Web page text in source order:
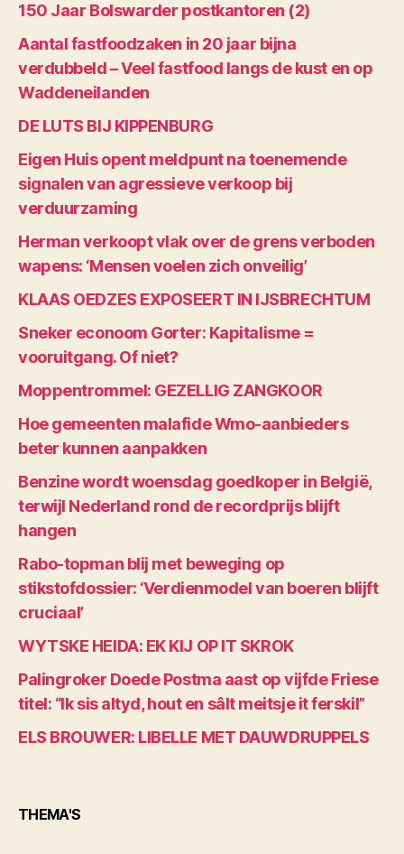
150 Jaar Bolswarder postkantoren (2)
Aantal fastfoodzaken in 20 jaar bijna
verdubbeld – Veel fastfood langs de kust en op
Waddeneilanden
DE LUTS BIJ KIPPENBURG
Eigen Huis opent meldpunt na toenemende
signalen van agressieve verkoop bij
verduurzaming
Herman verkoopt vlak over de grens verboden
wapens: ‘Mensen voelen zich onveilig’
KLAAS OEDZES EXPOSEERT IN IJSBRECHTUM
Sneker econoom Gorter: Kapitalisme =
vooruitgang. Of niet?
Moppentrommel: GEZELLIG ZANGKOOR
Hoe gemeenten malafide Wmo-aanbieders
beter kunnen aanpakken
Benzine wordt woensdag goedkoper in België,
terwijl Nederland rond de recordprijs blijft
hangen
Rabo-topman blij met beweging op
stikstofdossier: ‘Verdienmodel van boeren blijft
cruciaal’
WYTSKE HEIDA: EK KIJ OP IT SKROK
Palingroker Doede Postma aast op vijfde Friese
titel: “Ik sis altyd, hout en sâlt meitsje it ferskil”
ELS BROUWER: LIBELLE MET DAUWDRUPPELS
THEMA'S